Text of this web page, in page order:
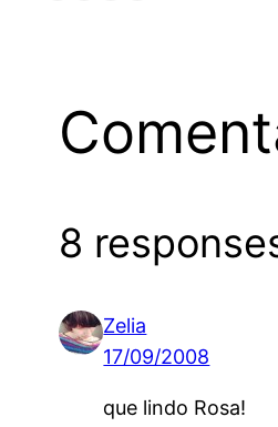
8
Zelia
17/09/2008
que lindo Rosa!